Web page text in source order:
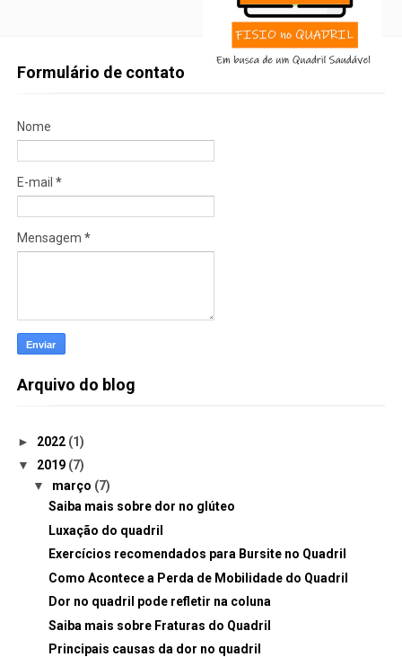
Formulário de contato
Nome
E-mail *
Mensagem *
Arquivo do blog
► 2022 (1)
▼ 2019 (7)
▼ março (7)
Saiba mais sobre dor no glúteo
Luxação do quadril
Exercícios recomendados para Bursite no Quadril
Como Acontece a Perda de Mobilidade do Quadril
Dor no quadril pode refletir na coluna
Saiba mais sobre Fraturas do Quadril
Principais causas da dor no quadril